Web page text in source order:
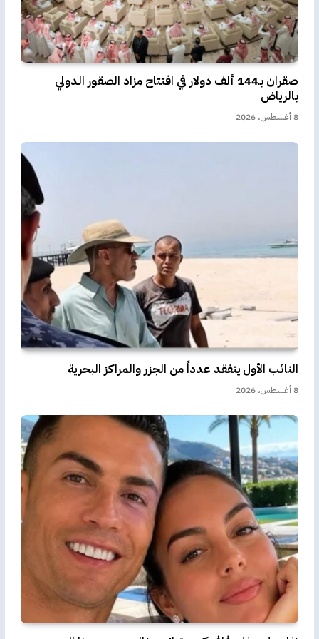
صقران بـ144 ألف دولار في افتتاح مزاد الصقور الدولي
بالرياض
8 أغسطس، 2026
النائب الأول يتفقد عدداً من الجزر والمراكز البحرية
8 أغسطس، 2026